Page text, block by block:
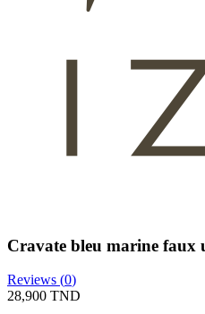
Cravate bleu marine faux
Reviews (0)
28,900 TND